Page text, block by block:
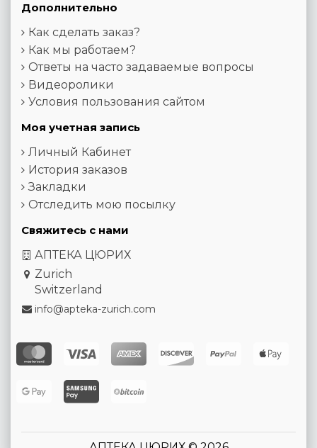
Дополнительно
Как сделать заказ?
Как мы работаем?
Ответы на часто задаваемые вопросы
Видеоролики
Условия пользования сайтом
Моя учетная запись
Личный Кабинет
История заказов
Закладки
Отследить мою посылку
Свяжитесь с нами
АПТЕКА ЦЮРИХ
Zurich
Switzerland
info@apteka-zurich.com